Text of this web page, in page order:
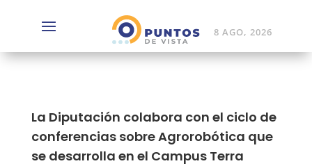
8 AGO, 2026
La Diputación colabora con el ciclo de
conferencias sobre Agrorobótica que
se desarrolla en el Campus Terra